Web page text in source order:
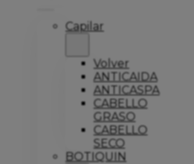
Capilar
Volver
ANTICAIDA
ANTICASPA
CABELLO
GRASO
CABELLO
SECO
BOTIQUIN